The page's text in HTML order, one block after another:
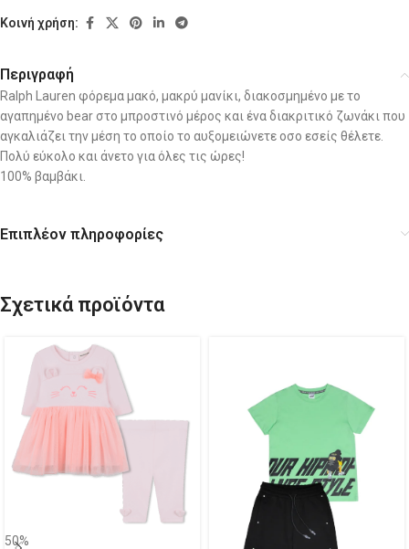
Κοινή χρήση:
Περιγραφή
Ralph Lauren φόρεμα μακό, μακρύ μανίκι, διακοσμημένο με το
αγαπημένο bear στο μπροστινό μέρος και ένα διακριτικό ζωνάκι που
αγκαλιάζει την μέση το οποίο το αυξομειώνετε οσο εσείς θέλετε.
Πολύ εύκολο και άνετο για όλες τις ώρες!
100% βαμβάκι.
Επιπλέον πληροφορίες
Σχετικά προϊόντα
50%